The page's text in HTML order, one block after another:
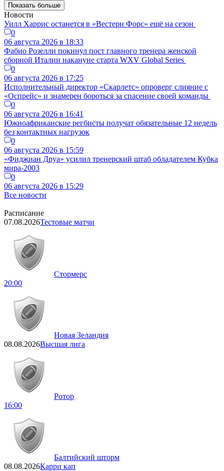
Показать больше
Новости
Уилл Харрис останется в «Вестерн Форс» ещё на сезон
0
06 августа 2026 в 18:33
Фабио Розелли покинул пост главного тренера женской
сборной Италии накануне старта WXV Global Series
0
06 августа 2026 в 17:25
Исполнительный директор «Скарлетс» опроверг слияние с
«Оспрейс» и знамерен бороться за спасение своей команды
0
06 августа 2026 в 16:41
Южноафриканские регбисты получат обязательные 12 недель
без контактных нагрузок
0
06 августа 2026 в 15:59
«Фиджиан Друа» усилил тренерский штаб обладателем Кубка
мира-2003
0
06 августа 2026 в 15:29
Все новости
Расписание
07.08.2026Тестовые матчи
Стормерс
20:00
Новая Зеландия
08.08.2026Высшая лига
Ротор
16:00
Балтийский шторм
08.08.2026Карри кап